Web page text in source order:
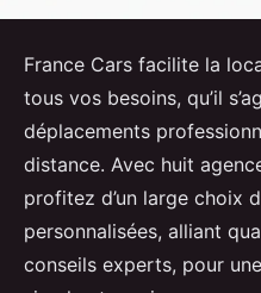
France Cars facilite la
tous vos besoins, qu’il
déplacements
distance. Avec huit
profitez d’un large choix
personnalisées, alliant
conseils experts, pour